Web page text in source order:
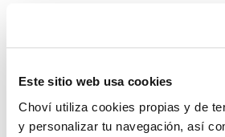
Este sitio web usa cookies
Choví utiliza cookies propias y de
y personalizar tu navegación, así